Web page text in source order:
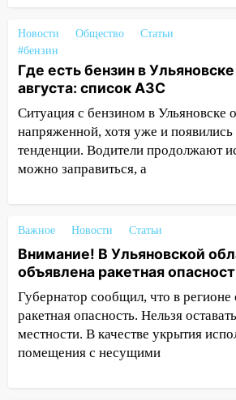
16:02
более 28% площадей
зернобобовых культур
15:51 Бросила кирпич в
Ульяновской области
агрессивную женщину
15:15
Проводил до
новый кавалер женщины
рецидивистом
14:26 В Ульяновске
по улице Ефремова
14:23
67% ульяновцев
передумать увольняться,
Новости Общество
Статьи
#бензин
Где есть бензин в
августа: список АЗС
Ситуация с бензином в Ульяновске
напряженной, хотя уже и
тенденции. Водители продолжают
можно заправиться, а
Важное Новости Статьи
Внимание! В Ульяновской
объявлена ракетная
Губернатор сообщил, что в регионе
ракетная опасность. Нельзя
местности. В качестве укрытия
помещения с несущими